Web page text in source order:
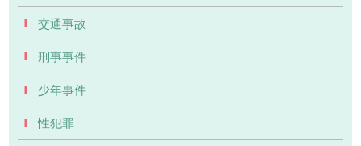
交通事故
刑事事件
少年事件
性犯罪